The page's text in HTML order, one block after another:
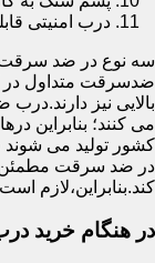
درب امنیتی
سه نوع در ضد سرقت
ضدسرقت متداول در
بالایی نیز
می کنند؛ بنابراین
کشور تولید می شوند
در ضد سرقت مطمئن
کند.بنابراین،لازم
در هنگام خرید